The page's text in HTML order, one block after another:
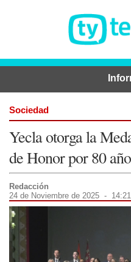
Sociedad
Yecla otorga la
de Honor por 80
Redacción
24 de Noviembre de 2025 -